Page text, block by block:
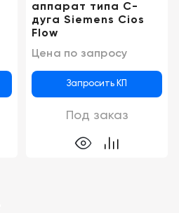
аппарат типа C-
дуга Siemens Cios
Flow
Цена по запросу
Запросить КП
Под заказ